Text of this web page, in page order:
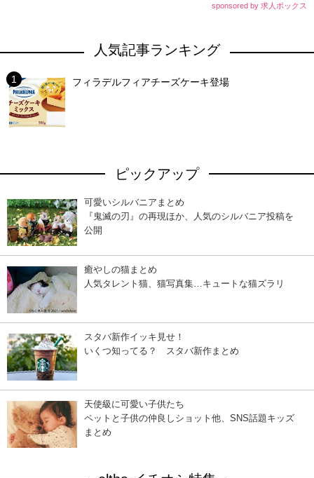
sponsored by 求人ボックス
人気記事ランキング
フィラデルフィアチーズケーキ登場
ピックアップ
可愛いシルバニアまとめ
『鬼滅の刃』の再現ほか、人気のシルバニア投稿を
公開
癒やしの猫まとめ
人気タレント猫、猫写真集…キュートな猫ズラリ
スタバ新作イッキ見せ！
いくつ知ってる？ スタバ新作まとめ
天使級に可愛い子供たち
ペットと子供の仲良しショット他、SNS話題キッズ
まとめ